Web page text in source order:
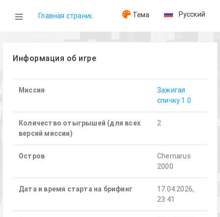
Главная страница
Игры
Зажигая спичку (17.04.2026)
Тема Русский
Информация об игре
Миссия
Зажигая
спичку 1.0
Количество отыгрышей (для всех
версий миссии)
2
Остров
Chernarus
2000
Дата и время старта на брифинг
17.04.2026,
23:41